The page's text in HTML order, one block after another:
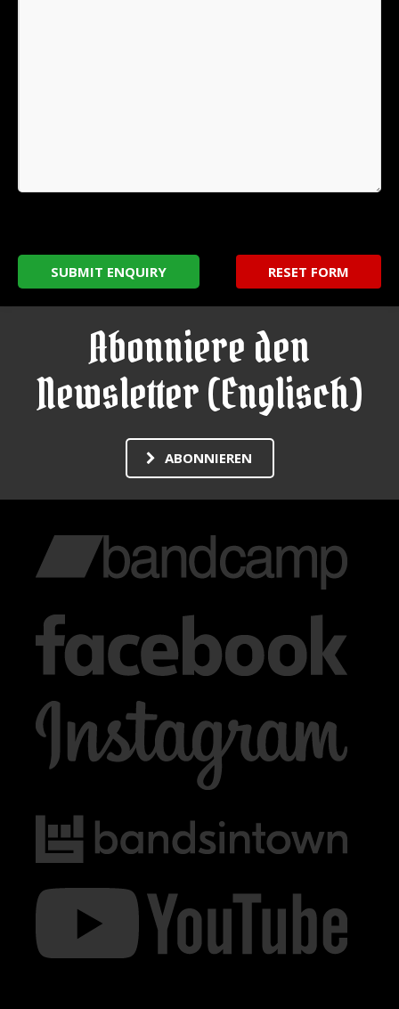
Abonniere den
Newsletter (Englisch)
ABONNIEREN